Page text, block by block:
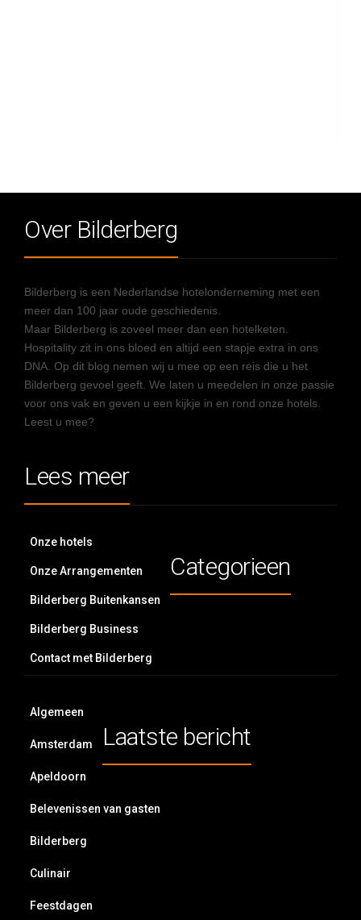
Over Bilderberg
Bilderberg is een Nederlandse hotelonderneming met een
meer dan 100 jaar oude geschiedenis.
Maar Bilderberg is zoveel meer dan een hotelketen.
Hospitality zit in ons bloed en altijd een stapje extra in ons
DNA. Op dit blog nemen wij u mee op een reis die u het
Bilderberg gevoel geeft. We laten u meedelen in onze passie
voor ons vak en geven u een kijkje in en rond onze hotels.
Leest u mee?
Lees meer
Onze hotels
Onze Arrangementen
Bilderberg Buitenkansen
Bilderberg Business
Contact met Bilderberg
Categorieen
Algemeen
Amsterdam
Apeldoorn
Belevenissen van gasten
Bilderberg
Culinair
Feestdagen
Laatste bericht